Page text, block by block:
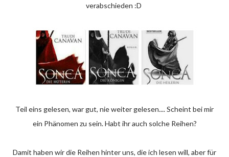
verabschieden :D
Teil eins gelesen, war gut, nie weiter gelesen.... Scheint bei mir
ein Phänomen zu sein. Habt ihr auch solche Reihen?
Damit haben wir die Reihen hinter uns, die ich lesen will, aber für